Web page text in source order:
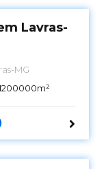
Lavras-
MG
m²